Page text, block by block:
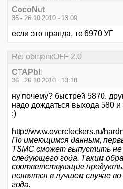
CocoNut
35 - 26.10.2010 - 13:09
если это правда, то 6970 УГ
Re: общалкOFF 2.0
CTAPbIi
36 - 26.10.2010 - 13:18
ну почему? быстрей 5870.
надо дождаться выхода 580 и
:)
http://www.overclockers.ru/
По имеющимся данным,
TSMC сможет выпустить не
следующего года. Таким
соответствующие продукты
появятся в лучшем случае
года.